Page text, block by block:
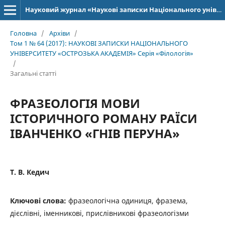
Науковий журнал «Наукові записки Національного університету «Острозька академія»: серія «Філологія»
Головна / Архіви /
Том 1 № 64 (2017): НАУКОВІ ЗАПИСКИ НАЦІОНАЛЬНОГО
УНІВЕРСИТЕТУ «ОСТРОЗЬКА АКАДЕМІЯ» Серія «Філологія»
/
Загальні статті
ФРАЗЕОЛОГІЯ МОВИ
ІСТОРИЧНОГО РОМАНУ РАЇСИ
ІВАНЧЕНКО «ГНІВ ПЕРУНА»
Т. В. Кедич
Ключові слова: фразеологічна одиниця, фразема,
дієслівні, іменникові, прислівникові фразеологізми